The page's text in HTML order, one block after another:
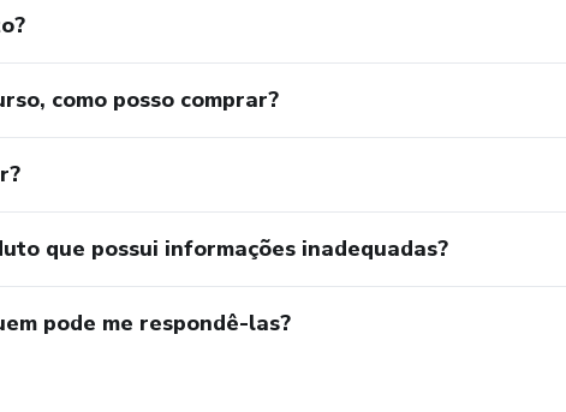
como posso comprar?
que possui informações inadequadas?
pode me respondê-las?